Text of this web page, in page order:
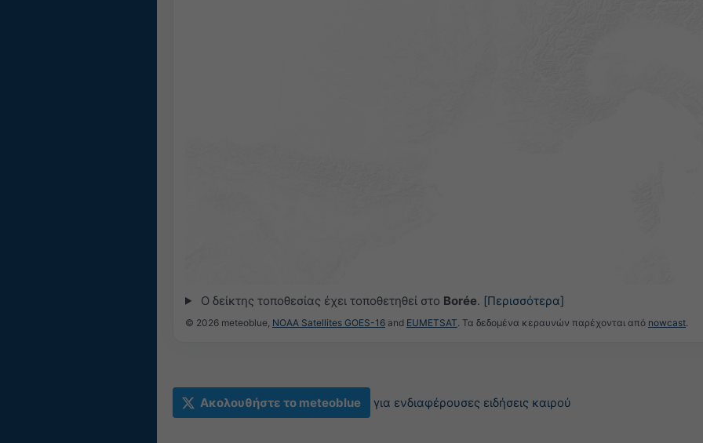
Ο δείκτης τοποθεσίας έχει τοποθετηθεί στο Borée. [Περισσότερα]
© 2026 meteoblue, NOAA Satellites GOES-16 and EUMETSAT. Τα δεδομένα κεραυνών παρέχονται από nowcast.
Ακολουθήστε το meteoblue για ενδιαφέρουσες ειδήσεις καιρού